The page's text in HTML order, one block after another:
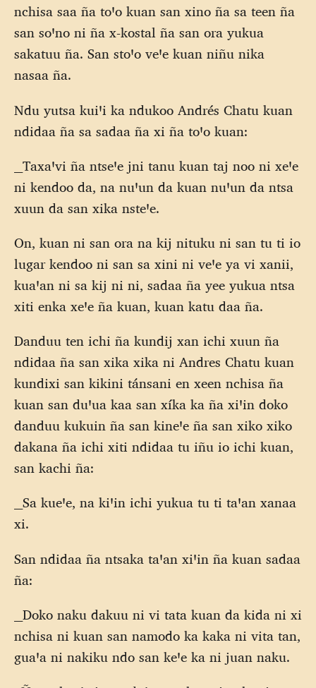
nchisa saa ña toꞌo kuan san xino ña sa teen ña
san soꞌno ni ña x-kostal ña san ora yukua
sakatuu ña. San stoꞌo veꞌe kuan niñu nika
nasaa ña.
Ndu yutsa kuiꞌi ka ndukoo Andrés Chatu kuan
ndidaa ña sa sadaa ña xi ña toꞌo kuan:
__Taxaꞌvi ña ntseꞌe jni tanu kuan taj noo ni xeꞌe
ni kendoo da, na nuꞌun da kuan nuꞌun da ntsa
xuun da san xika nsteꞌe.
On, kuan ni san ora na kij nituku ni san tu ti io
lugar kendoo ni san sa xini ni veꞌe ya vi xanii,
kuaꞌan ni sa kij ni ni, sadaa ña yee yukua ntsa
xiti enka xeꞌe ña kuan, kuan katu daa ña.
Danduu ten ichi ña kundij xan ichi xuun ña
ndidaa ña san xika xika ni Andres Chatu kuan
kundixi san kikini tánsani en xeen nchisa ña
kuan san duꞌua kaa san xíka ka ña xiꞌin doko
danduu kukuin ña san kineꞌe ña san xiko xiko
dakana ña ichi xiti ndidaa tu iñu io ichi kuan,
san kachi ña:
__Sa kueꞌe, na kiꞌin ichi yukua tu ti taꞌan xanaa
xi.
San ndidaa ña ntsaka taꞌan xiꞌin ña kuan sadaa
ña:
__Doko naku dakuu ni vi tata kuan da kida ni xi
nchisa ni kuan san namodo ka kaka ni vita tan,
guaꞌa ni nakiku ndo san keꞌe ka ni juan naku.